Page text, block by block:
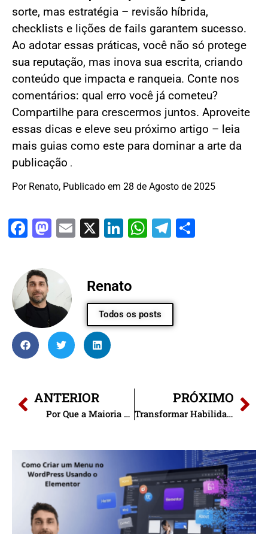
sorte, mas estratégia – revisão híbrida,
checklists e lições de fails garantem sucesso.
Ao adotar essas práticas, você não só protege
sua reputação, mas inova sua escrita, criando
conteúdo que impacta e ranqueia. Conte nos
comentários: qual erro você já cometeu?
Compartilhe para crescermos juntos. Aproveite
essas dicas e eleve seu próximo artigo – leia
mais guias como este para dominar a arte da
publicação .
Por Renato, Publicado em 28 de Agosto de 2025
Facebook
Mastodon
Email
X LinkedIn
WhatsApp
Telegram
Renato
Todos os posts
ANTERIOR
Por Que a Maioria Desiste Rápido na Internet
PRÓXIMO
Transformar Habilidade em Blog Rentável: Guia Prático